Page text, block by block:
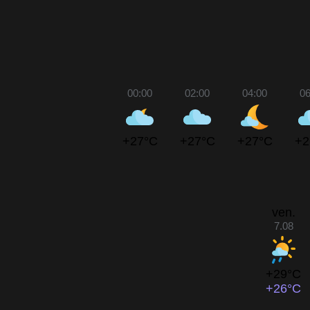
00:00
+27°C
02:00
+27°C
04:00
+27°C
ven.
7.08
+29°C
+26°C